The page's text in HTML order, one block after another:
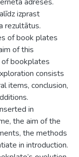
izprast
rezultātus.
of book plates
of this
bookplates
consists
items, conclusion,
in
the aim of the
the methods
in introduction.